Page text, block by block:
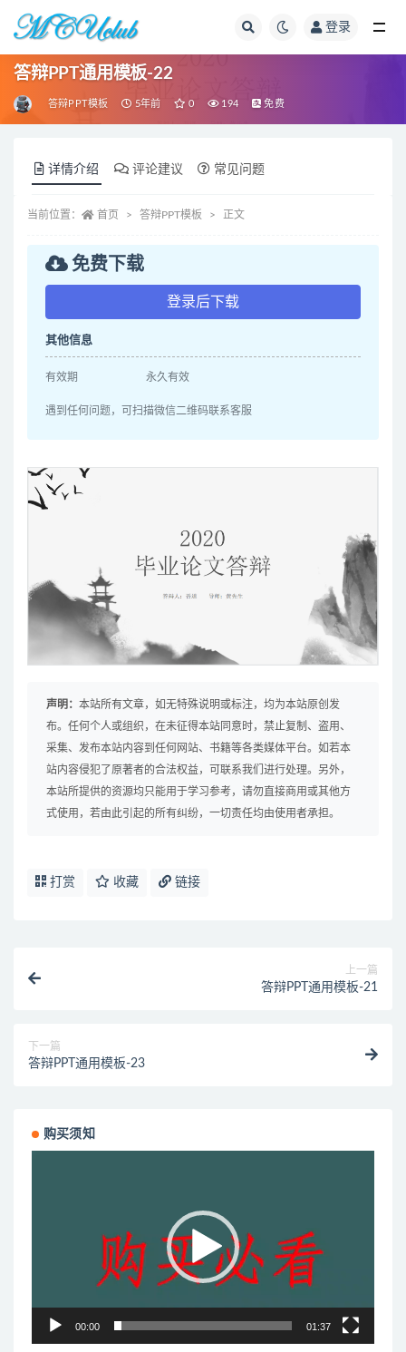
登录
答辩PPT通用模板-22
答辩PPT模板 5年前 0 194 免费
详情介绍 评论建议 常见问题
当前位置： 首页 答辩PPT模板 正文
免费下载
登录后下载
其他信息
有效期 永久有效
遇到任何问题，可扫描微信二维码联系客服
声明： 本站所有文章，如无特殊说明或标注，均为本站原创发
布。任何个人或组织，在未征得本站同意时，禁止复制、盗用、
采集、发布本站内容到任何网站、书籍等各类媒体平台。如若本
站内容侵犯了原著者的合法权益，可联系我们进行处理。另外，
本站所提供的资源均只能用于学习参考，请勿直接商用或其他方
式使用，若由此引起的所有纠纷，一切责任均由使用者承担。
打赏 收藏 链接
上一篇
答辩PPT通用模板-21
下一篇
答辩PPT通用模板-23
购买须知
00:00 01:37